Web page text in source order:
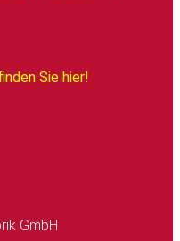
Sie hier!
GmbH